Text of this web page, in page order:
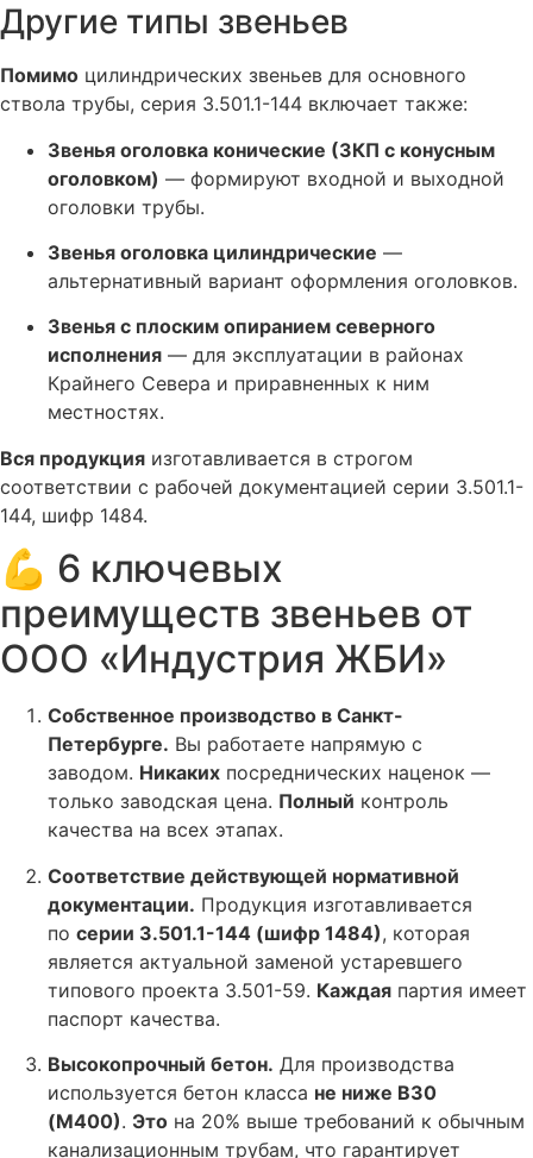
Другие типы звеньев
Помимо цилиндрических звеньев для основного
ствола трубы, серия 3.501.1-144 включает также:
Звенья оголовка конические (ЗКП с конусным
оголовком) — формируют входной и выходной
оголовки трубы.
Звенья оголовка цилиндрические —
альтернативный вариант оформления оголовков.
Звенья с плоским опиранием северного
исполнения — для эксплуатации в районах
Крайнего Севера и приравненных к ним
местностях.
Вся продукция изготавливается в строгом
соответствии с рабочей документацией серии 3.501.1-
144, шифр 1484.
💪 6 ключевых
преимуществ звеньев от
ООО «Индустрия ЖБИ»
Собственное производство в Санкт-
Петербурге. Вы работаете напрямую с
заводом. Никаких посреднических наценок —
только заводская цена. Полный контроль
качества на всех этапах.
Соответствие действующей нормативной
документации. Продукция изготавливается
по серии 3.501.1-144 (шифр 1484), которая
является актуальной заменой устаревшего
типового проекта 3.501-59. Каждая партия имеет
паспорт качества.
Высокопрочный бетон. Для производства
используется бетон класса не ниже В30
(М400). Это на 20% выше требований к обычным
канализационным трубам, что гарантирует